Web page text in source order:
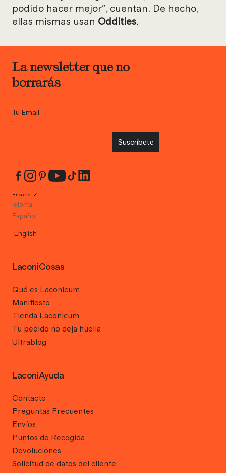
podido hacer mejor", cuentan. De hecho,
ellas mismas usan Oddities.
La newsletter que no
borrarás
Suscríbete
Español
Idioma
Español
English
LaconiCosas
Qué es Laconicum
Manifiesto
Tienda Laconicum
Tu pedido no deja huella
Ultrablog
LaconiAyuda
Contacto
Preguntas Frecuentes
Envíos
Puntos de Recogida
Devoluciones
Solicitud de datos del cliente